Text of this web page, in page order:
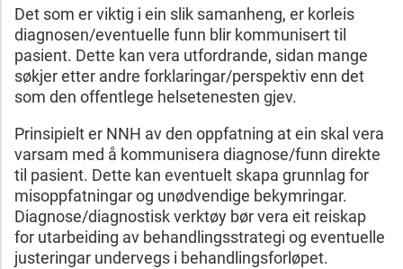
Det som er viktig i ein slik samanheng, er korleis
diagnosen/eventuelle funn blir kommunisert til
pasient. Dette kan vera utfordrande, sidan mange
søkjer etter andre forklaringar/perspektiv enn det
som den offentlege helsetenesten gjev.
Prinsipielt er NNH av den oppfatning at ein skal vera
varsam med å kommunisera diagnose/funn direkte
til pasient. Dette kan eventuelt skapa grunnlag for
misoppfatningar og unødvendige bekymringar.
Diagnose/diagnostisk verktøy bør vera eit reiskap
for utarbeiding av behandlingsstrategi og eventuelle
justeringar undervegs i behandlingsforløpet.